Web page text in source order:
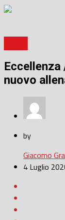
Eccellenza
nuovo
by
Giacomo
4 Luglio